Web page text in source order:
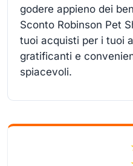
godere appieno dei
Sconto Robinson Pet
tuoi acquisti per i tuoi
gratificanti e
spiacevoli.